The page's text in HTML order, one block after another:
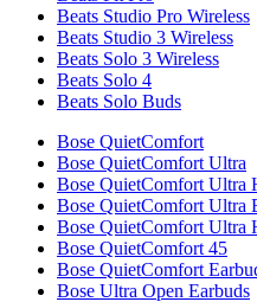
Beats Studio Pro Wireless
Beats Studio 3 Wireless
Beats Solo 3 Wireless
Beats Solo 4
Beats Solo Buds
Bose QuietComfort
Bose QuietComfort Ultra
Bose QuietComfort Ultra
Bose QuietComfort Ultra
Bose QuietComfort Ultra
Bose QuietComfort 45
Bose QuietComfort
Bose Ultra Open Earbuds